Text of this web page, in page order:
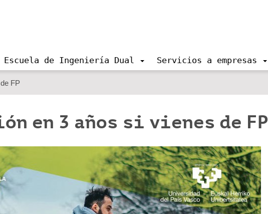
Escuela de Ingeniería Dual Servicios a empresas
FP
en 3 años si vienes de FP